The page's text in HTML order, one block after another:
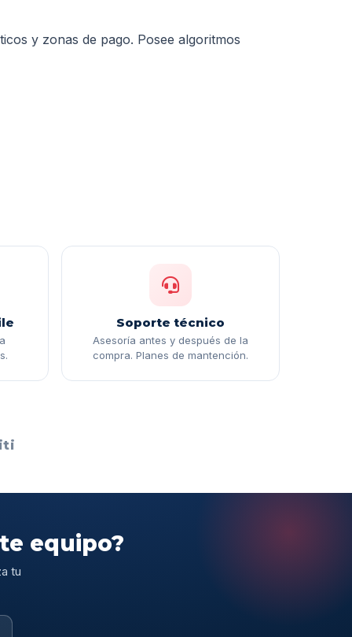
y zonas de pago. Posee algoritmos
Soporte técnico
Asesoría antes y después de la
compra. Planes de mantención.
equipo?
tu